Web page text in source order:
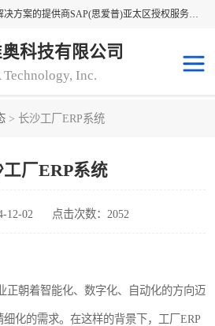
北京奥维奥，是全球企业管理解决方案的提供商SAP(思爱普)亚太区授权服务商领军者，SAP金牌服务商和代理商。企业ERP系统软件，SAP软件实施，17年来服务客户1500多家。提供SAP Business One，SAP Business ByDesign，SAP S/4HANA Cloud，SAP Analytics Cloud （分析云）等产品与解决方案。咨询专线：400-890-8880
科技有限公司
Inc.
> 长沙工厂ERP系统
工厂ERP系统
12-02 点击次数：2052
正朝着智能化、数字化、自动化的方向迈
化的需求。在这样的背景下，工厂ERP
erp企业管理软件
sap管理系统
制造业ERP系统